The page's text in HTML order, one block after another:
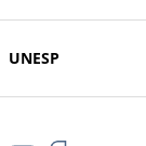
UNESP